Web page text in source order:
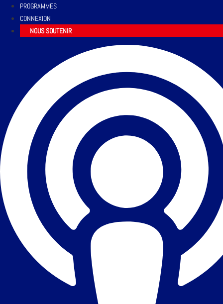
PROGRAMMES
CONNEXION
NOUS SOUTENIR